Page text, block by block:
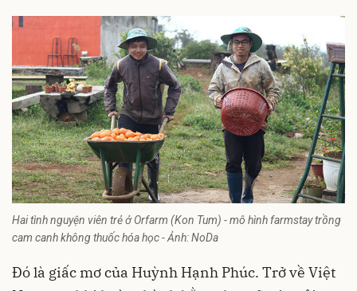
Hai tình nguyện viên trẻ ở Orfarm (Kon Tum) - mô hình farmstay trồng
cam canh không thuốc hóa học - Ảnh: NoDa
Đó là giấc mơ của Huỳnh Hạnh Phúc. Trở về Việt